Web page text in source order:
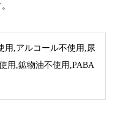
用,アルコール不使用,尿
用,鉱物油不使用,PABA